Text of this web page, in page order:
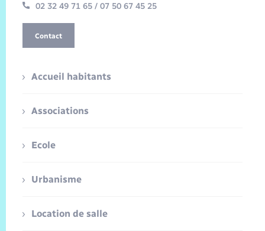
02 32 49 71 65 / 07 50 67 45 25
Contact
Accueil habitants
Associations
Ecole
Urbanisme
Location de salle